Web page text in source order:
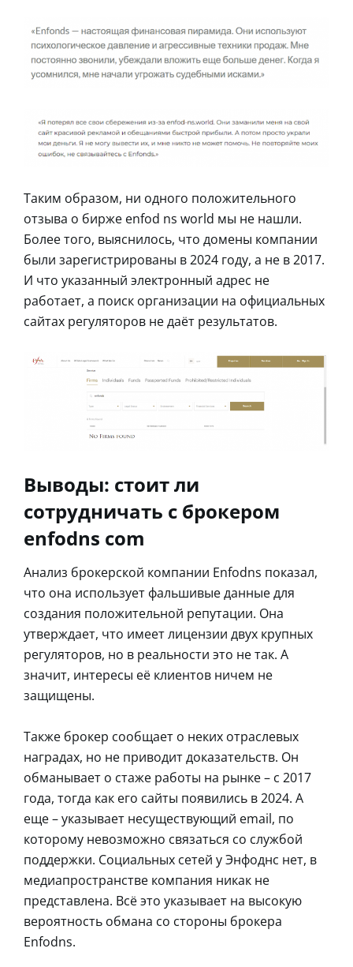
Таким образом, ни одного положительного
отзыва о бирже enfod ns world мы не нашли.
Более того, выяснилось, что домены компании
были зарегистрированы в 2024 году, а не в 2017.
И что указанный электронный адрес не
работает, а поиск организации на официальных
сайтах регуляторов не даёт результатов.
Выводы: стоит ли
сотрудничать с брокером
enfodns com
Анализ брокерской компании Enfodns показал,
что она использует фальшивые данные для
создания положительной репутации. Она
утверждает, что имеет лицензии двух крупных
регуляторов, но в реальности это не так. А
значит, интересы её клиентов ничем не
защищены.
Также брокер сообщает о неких отраслевых
наградах, но не приводит доказательств. Он
обманывает о стаже работы на рынке – с 2017
года, тогда как его сайты появились в 2024. А
еще – указывает несуществующий email, по
которому невозможно связаться со службой
поддержки. Социальных сетей у Энфоднс нет, в
медиапространстве компания никак не
представлена. Всё это указывает на высокую
вероятность обмана со стороны брокера
Enfodns.